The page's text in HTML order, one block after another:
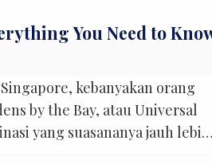
K-Pop, penyanyi
[…]
You Need to
kebanyakan orang
by the Bay, atau Universal
yang suasananya jauh lebih
akan sejarah, dan yang paling